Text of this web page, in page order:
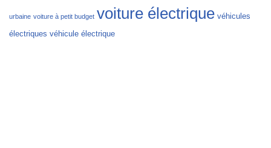
urbaine voiture à petit budget voiture électrique véhicules
électriques véhicule électrique